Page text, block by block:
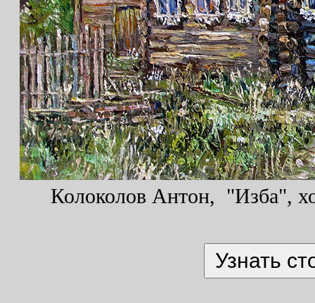
Колоколов Антон, "Изба",